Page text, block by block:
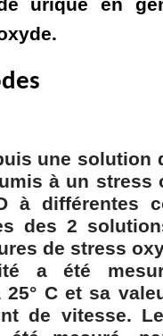
urique en
une solution
à un stress
à différentes
des 2
de stress
a été
C et sa
de vitesse.